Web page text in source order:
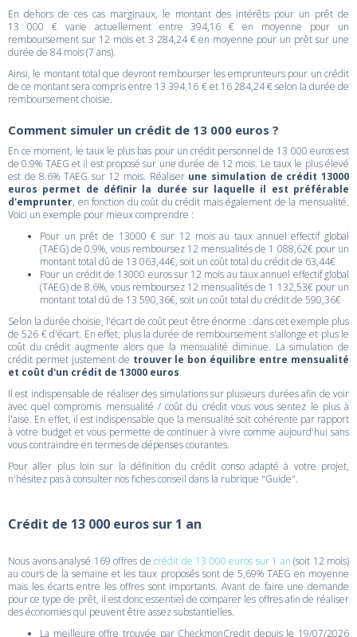
En dehors de ces cas marginaux, le montant des intérêts pour un prêt de
13 000 € varie actuellement entre 394,16 € en moyenne pour un
remboursement sur 12 mois et 3 284,24 € en moyenne pour un prêt sur une
durée de 84 mois (7 ans).
Ainsi, le montant total que devront rembourser les emprunteurs pour un crédit
de ce montant sera compris entre 13 394,16 € et 16 284,24 € selon la durée de
remboursement choisie.
Comment simuler un crédit de 13 000 euros ?
En ce moment, le taux le plus bas pour un crédit personnel de 13 000 euros est
de 0.9% TAEG et il est proposé sur une durée de 12 mois. Le taux le plus élevé
est de 8.6% TAEG sur 12 mois. Réaliser une simulation de crédit 13000
euros permet de définir la durée sur laquelle il est préférable
d'emprunter, en fonction du coût du crédit mais également de la mensualité.
Voici un exemple pour mieux comprendre :
Pour un prêt de 13000 € sur 12 mois au taux annuel effectif global
(TAEG) de 0.9%, vous remboursez 12 mensualités de 1 088,62€ pour un
montant total dû de 13 063,44€, soit un coût total du crédit de 63,44€
Pour un crédit de 13000 euros sur 12 mois au taux annuel effectif global
(TAEG) de 8.6%, vous remboursez 12 mensualités de 1 132,53€ pour un
montant total dû de 13 590,36€, soit un coût total du crédit de 590,36€
Selon la durée choisie, l'écart de coût peut être énorme : dans cet exemple plus
de 526 € d'écart. En effet, plus la durée de remboursement s'allonge et plus le
coût du crédit augmente alors que la mensualité diminue. La simulation de
crédit permet justement de trouver le bon équilibre entre mensualité
et coût d'un crédit de 13000 euros.
Il est indispensable de réaliser des simulations sur plusieurs durées afin de voir
avec quel compromis mensualité / coût du crédit vous vous sentez le plus à
l'aise. En effet, il est indispensable que la mensualité soit cohérente par rapport
à votre budget et vous permette de continuer à vivre comme aujourd'hui sans
vous contraindre en termes de dépenses courantes.
Pour aller plus loin sur la définition du crédit conso adapté à votre projet,
n'hésitez pas à consulter nos fiches conseil dans la rubrique "Guide".
Crédit de 13 000 euros sur 1 an
Nous avons analysé 169 offres de crédit de 13 000 euros sur 1 an (soit 12 mois)
au cours de la semaine et les taux proposés sont de 5,69% TAEG en moyenne
mais les écarts entre les offres sont importants. Avant de faire une demande
pour ce type de prêt, il est donc essentiel de comparer les offres afin de réaliser
des économies qui peuvent être assez substantielles.
La meilleure offre trouvée par CheckmonCredit depuis le 19/07/2026